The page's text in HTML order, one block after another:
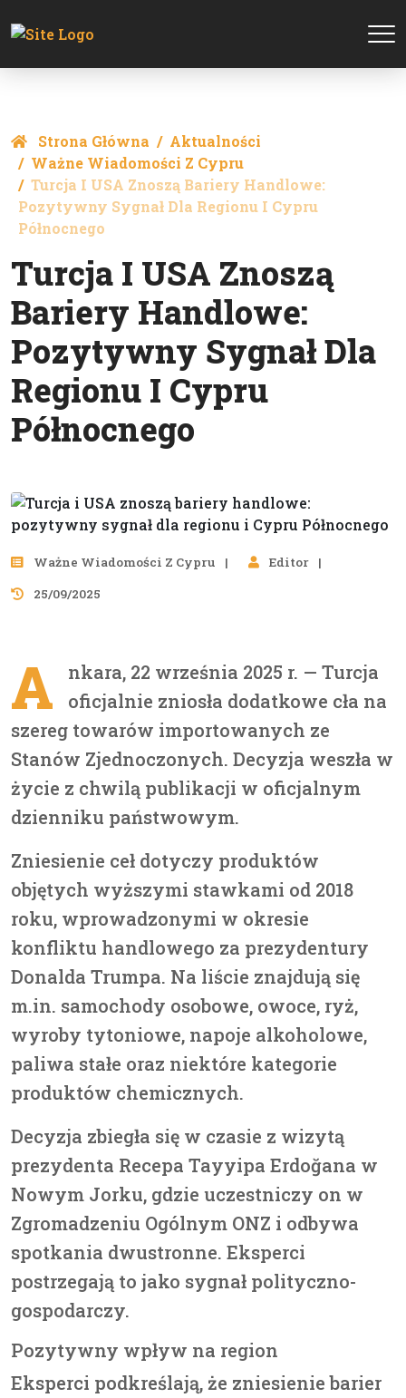
Strona Główna
Aktualności
Ważne Wiadomości Z Cypru
Turcja I USA Znoszą Bariery Handlowe:
Pozytywny Sygnał Dla Regionu I Cypru
Północnego
Turcja I USA Znoszą
Bariery Handlowe:
Pozytywny Sygnał Dla
Regionu I Cypru
Północnego
Ważne Wiadomości Z Cypru
Editor
25/09/2025
A
nkara, 22 września 2025 r. — Turcja
oficjalnie zniosła dodatkowe cła na
szereg towarów importowanych ze
Stanów Zjednoczonych. Decyzja weszła w
życie z chwilą publikacji w oficjalnym
dzienniku państwowym.
Zniesienie ceł dotyczy produktów
objętych wyższymi stawkami od 2018
roku, wprowadzonymi w okresie
konfliktu handlowego za prezydentury
Donalda Trumpa. Na liście znajdują się
m.in. samochody osobowe, owoce, ryż,
wyroby tytoniowe, napoje alkoholowe,
paliwa stałe oraz niektóre kategorie
produktów chemicznych.
Decyzja zbiegła się w czasie z wizytą
prezydenta Recepa Tayyipa Erdoğana w
Nowym Jorku, gdzie uczestniczy on w
Zgromadzeniu Ogólnym ONZ i odbywa
spotkania dwustronne. Eksperci
postrzegają to jako sygnał polityczno-
gospodarczy.
Pozytywny wpływ na region
Eksperci podkreślają, że zniesienie barier